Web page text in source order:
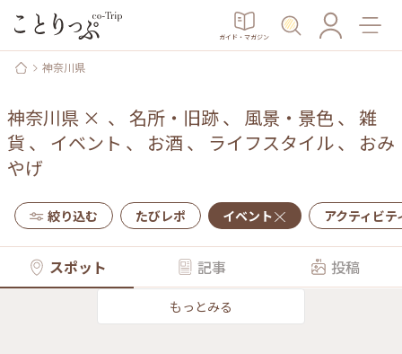
ガイド・マガジン
神奈川県
神奈川県 × 、 名所・旧跡、 風景・景色、 雑
貨 、 イベント 、 お酒 、 ライフスタイル、 おみ
やげ
絞り込む たびレポ イベント アクティビテ
スポット 記事 投稿
もっとみる